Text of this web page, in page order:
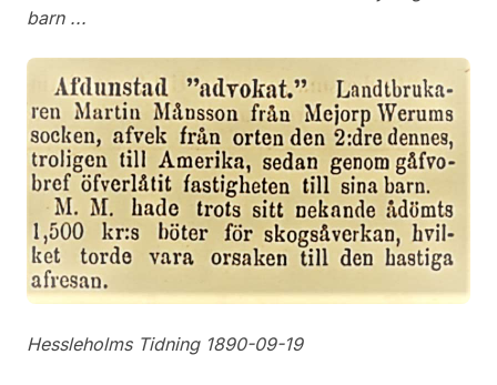
barn ...
Hessleholms Tidning 1890-09-19